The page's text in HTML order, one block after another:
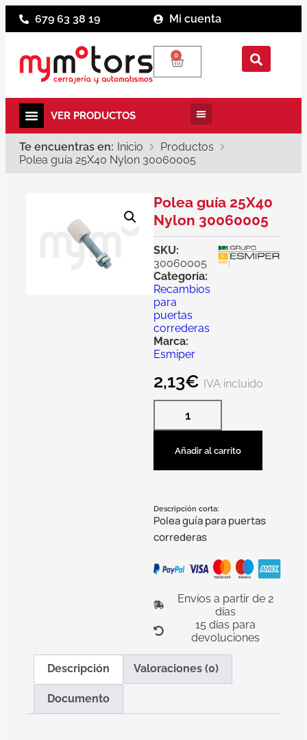
679 63 38 19 Mi cuenta
0
Te encuentras en: Inicio
Productos
Polea guía 25X40 Nylon 30060005
Polea guía 25X40
Nylon 30060005
SKU:
30060005
Categoría:
Recambios
para
puertas
correderas
Marca:
Esmiper
2,13€ IVA incluido
Añadir al carrito
Descripción corta:
Polea guía para puertas
correderas
Envíos a partir de 2
días
15 días para
devoluciones
Descripción Valoraciones (0)
Documento